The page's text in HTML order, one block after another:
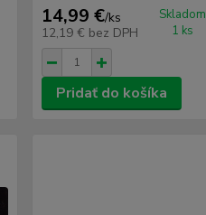
14,99 €/ks
12,19 € bez DPH
Skladom
1 ks
Pridať do košíka